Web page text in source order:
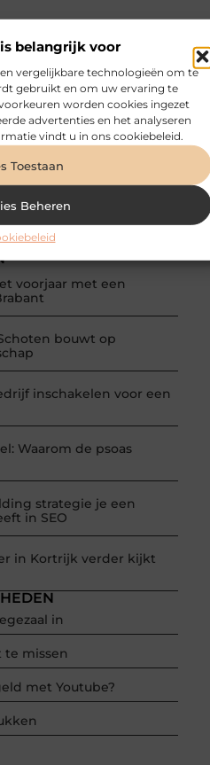
belangrijk voor
vergelijkbare technologieën om te
gebruikt en om uw ervaring te
worden cookies ingezet
advertenties en het analyseren
vindt u in ons cookiebeleid.
Toestaan
Beheren
voorjaar met een
bouwt op
inschakelen voor een
Waarom de psoas
strategie je een
in SEO
in Kortrijk verder kijkt
in
te missen
met Youtube?